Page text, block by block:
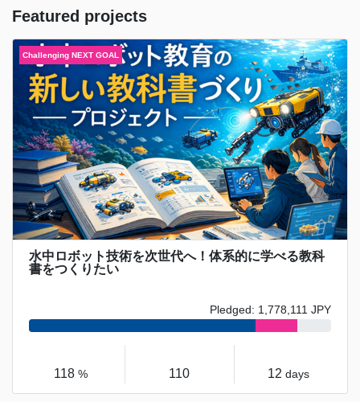
Featured projects
水中ロボット技術を次世代へ！体系的に学べる教科
書をつくりたい
Pledged: 1,778,111 JPY
118% 110 12 days